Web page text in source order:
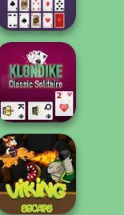
Spider Solitaire
Klondike
Solitaire Classic
Klondike Classic
Solitaire